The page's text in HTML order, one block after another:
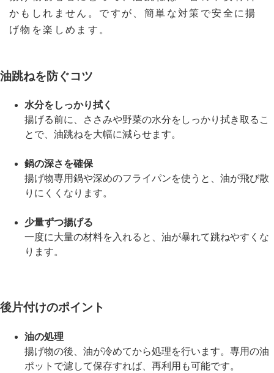
かもしれません。ですが、簡単な対策で安全に揚
げ物を楽しめます。
油跳ねを防ぐコツ
水分をしっかり拭く
揚げる前に、ささみや野菜の水分をしっかり拭き取るこ
とで、油跳ねを大幅に減らせます。
鍋の深さを確保
揚げ物専用鍋や深めのフライパンを使うと、油が飛び散
りにくくなります。
少量ずつ揚げる
一度に大量の材料を入れると、油が暴れて跳ねやすくな
ります。
後片付けのポイント
油の処理
揚げ物の後、油が冷めてから処理を行います。専用の油
ポットで濾して保存すれば、再利用も可能です。